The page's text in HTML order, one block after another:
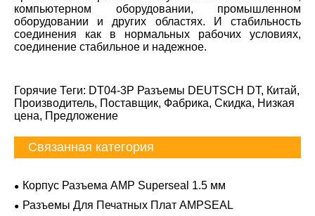
компьютерном оборудовании, промышленном
оборудовании и других областях. И стабильность
соединения как в нормальных рабочих условиях,
соединение стабильное и надежное.
Горячие Теги: DT04-3P Разъемы DEUTSCH DT, Китай,
Производитель, Поставщик, Фабрика, Скидка, Низкая
цена, Предложение
Связанная категория
Корпус Разъема AMP Superseal 1.5 мм
Разъемы Для Печатных Плат AMPSEAL